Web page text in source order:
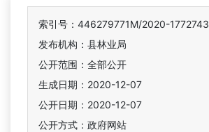
索引号：446279771M/2020-1772743
发布机构：县林业局
公开范围：全部公开
生成日期：2020-12-07
公开日期：2020-12-07
公开方式：政府网站